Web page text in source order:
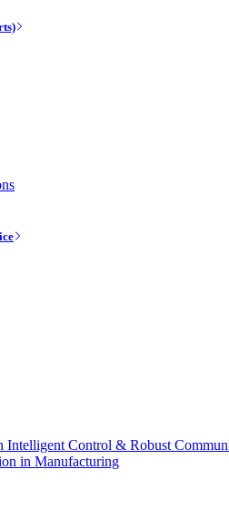
Intelligent Control & Robust
in Manufacturing